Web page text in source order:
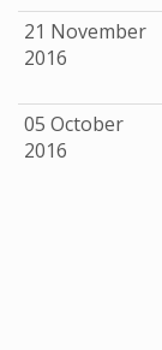
21 November
2016
05 October
2016